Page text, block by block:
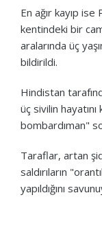
En ağır kayıp
kentindeki bir
aralarında üç
bildirildi.
Hindistan
üç sivilin
bombardıman"
Taraflar, artan
saldırıların
yapıldığını